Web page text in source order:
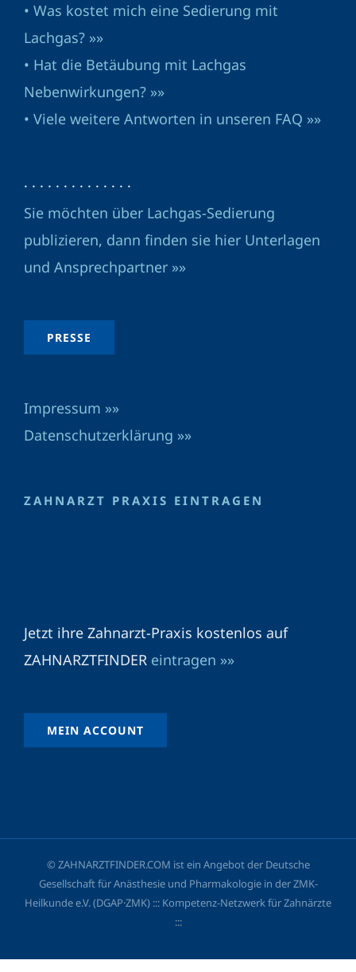
• Was kostet mich eine Sedierung mit
Lachgas? »»
• Hat die Betäubung mit Lachgas
Nebenwirkungen? »»
• Viele weitere Antworten in unseren FAQ »»
· · · · · · · · · · · · · ·
Sie möchten über Lachgas-Sedierung
publizieren, dann finden sie hier Unterlagen
und Ansprechpartner »»
PRESSE
Impressum »»
Datenschutzerklärung »»
ZAHNARZT PRAXIS EINTRAGEN
Jetzt ihre Zahnarzt-Praxis kostenlos auf
ZAHNARZTFINDER eintragen »»
MEIN ACCOUNT
© ZAHNARZTFINDER.COM ist ein Angebot der Deutsche
Gesellschaft für Anästhesie und Pharmakologie in der ZMK-
Heilkunde e.V. (DGAP·ZMK) ::: Kompetenz-Netzwerk für Zahnärzte
:::